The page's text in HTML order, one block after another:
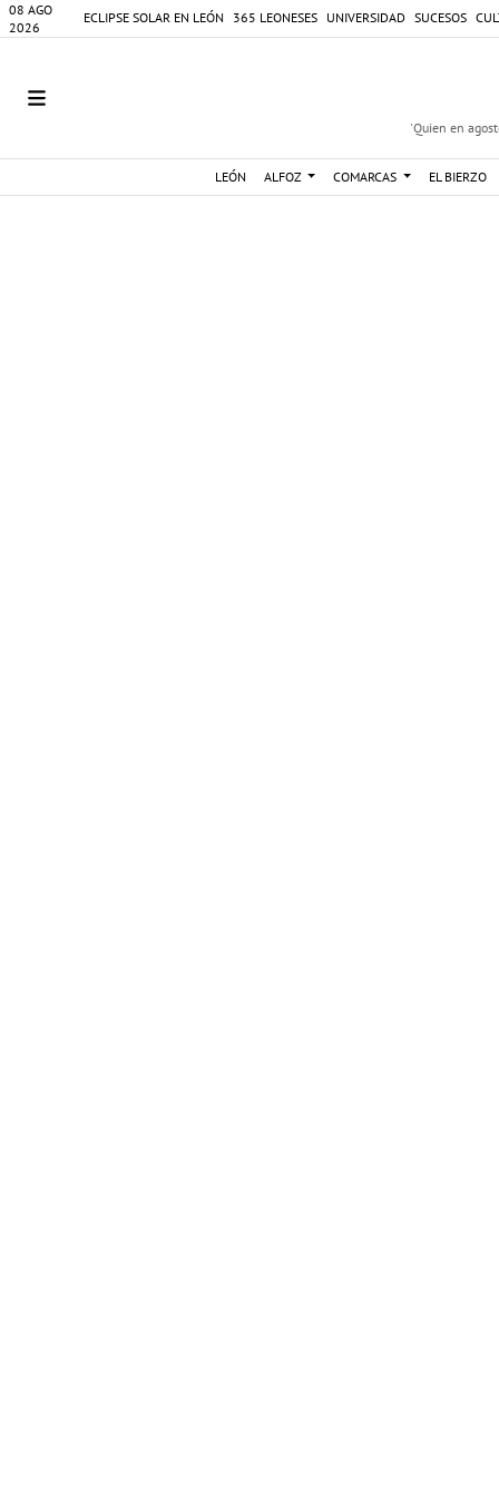
08 AGO
2026
ECLIPSE SOLAR EN LEÓN 365 LEONESES UNIVERSIDAD SUCESOS
'Quien en
LEÓN ALFOZ COMARCAS EL BIERZO